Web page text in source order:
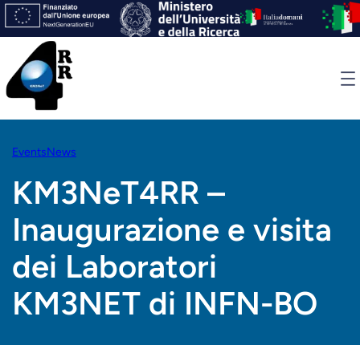
Skip
to
content
EventsNews
KM3NeT4RR –
Inaugurazione e visita
dei Laboratori
KM3NET di INFN-BO